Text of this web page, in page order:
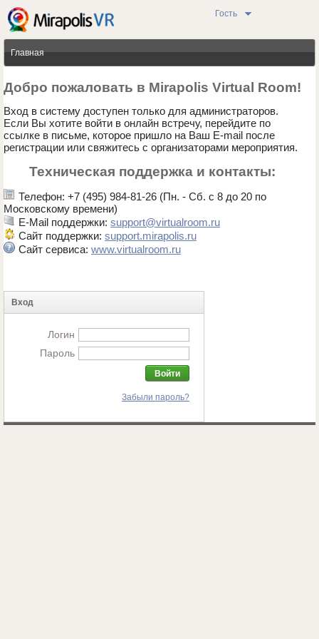
Гость
Главная
Добро пожаловать в Mirapolis Virtual Room!
Вход в систему доступен только для администраторов.
Если Вы хотите войти в онлайн встречу, перейдите по
ссылке в письме, которое пришло на Ваш E-mail после
регистрации или свяжитесь с организаторами мероприятия.
Техническая поддержка и контакты:
Телефон: +7 (495) 984-81-26 (Пн. - Сб. с 8 до 20 по
Московскому времени)
E-Mail поддержки: support@virtualroom.ru
Сайт поддержки: support.mirapolis.ru
Сайт сервиса: www.virtualroom.ru
Вход